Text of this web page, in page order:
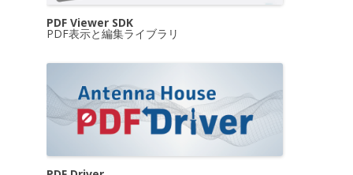
PDF Viewer SDK
PDF表示と編集ライブラリ